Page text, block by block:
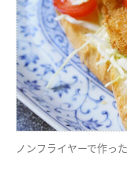
ノンフライヤーで作っ